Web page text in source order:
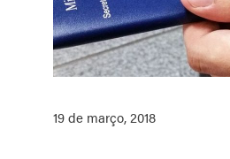
19 de março, 2018